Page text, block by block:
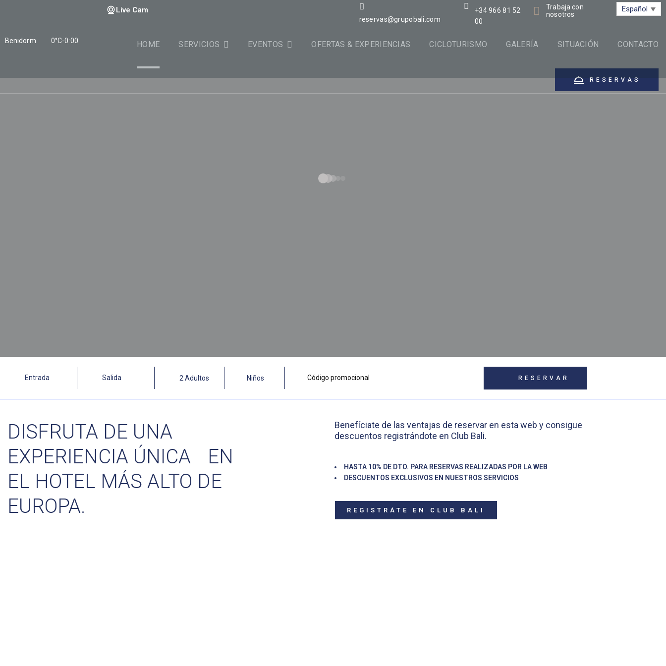
Benidorm 0°C-0:00
Live Cam
reservas@grupobali.com
+34 966 81 52
00
Trabaja con
nosotros
Español
HOME SERVICIOS EVENTOS OFERTAS & EXPERIENCIAS CICLOTURISMO GALERÍA SITUACIÓN CONTACTO
RESERVAS
RESERVAR
DISFRUTA DE UNA
EXPERIENCIA ÚNICA EN
EL HOTEL MÁS ALTO DE
EUROPA.
Benefíciate de las ventajas de reservar en esta web y consigue
descuentos registrándote en Club Bali.
HASTA 10% DE DTO. PARA RESERVAS REALIZADAS POR LA WEB
DESCUENTOS EXCLUSIVOS EN NUESTROS SERVICIOS
REGISTRÁTE EN CLUB BALI